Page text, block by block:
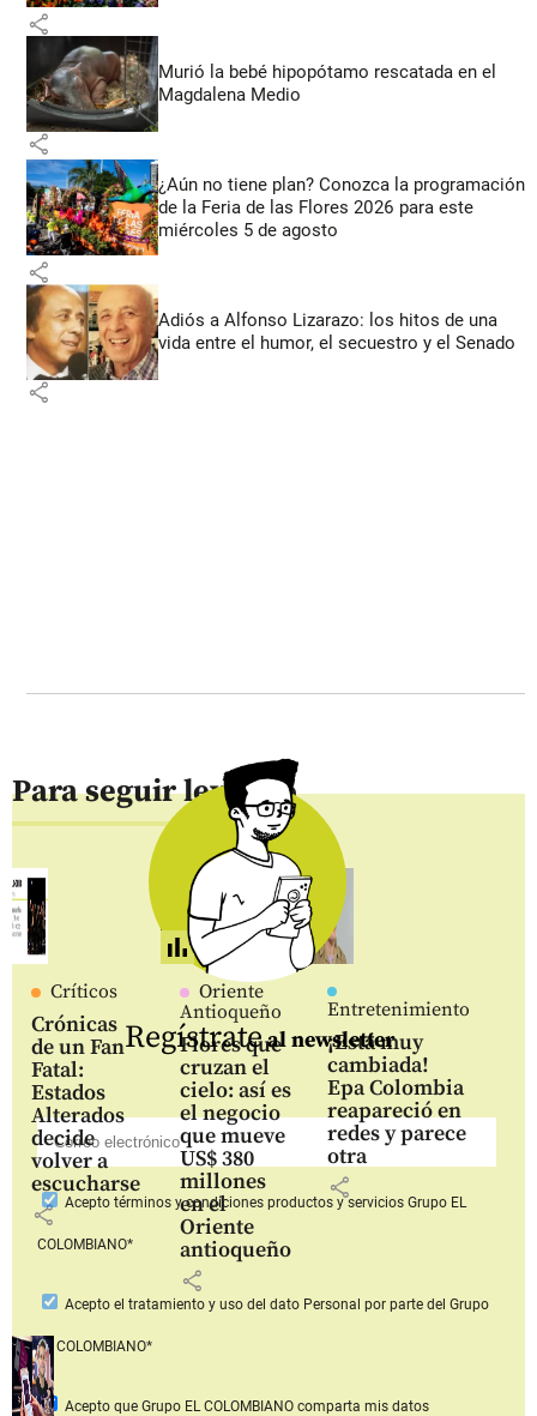
share
Murió la bebé hipopótamo rescatada en el
Magdalena Medio
share
¿Aún no tiene plan? Conozca la programación
de la Feria de las Flores 2026 para este
miércoles 5 de agosto
share
Adiós a Alfonso Lizarazo: los hitos de una
vida entre el humor, el secuestro y el Senado
share
Para seguir leyendo
Críticos
Crónicas
de un Fan
Fatal:
Estados
Alterados
decide
volver a
escucharse
share
Oriente
Antioqueño
Flores que
cruzan el
cielo: así es
el negocio
que mueve
US$ 380
millones
en el
Oriente
antioqueño
share
Entretenimiento
¡Está muy
cambiada!
Epa Colombia
reapareció en
redes y parece
otra
share
Regístrateal newsletter
Aceptotérminos y condiciones productos y serviciosGrupo EL
COLOMBIANO*
Acepto el tratamiento y uso del dato Personal por parte del Grupo
EL COLOMBIANO*
Acepto que Grupo EL COLOMBIANOcomparta mis datos